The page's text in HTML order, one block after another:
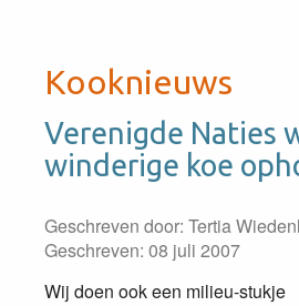
Kooknieuws
Verenigde Naties
winderige koe
Geschreven door: Tertia
Geschreven: 08 juli 2007
Wij doen ook een milieu-stukje